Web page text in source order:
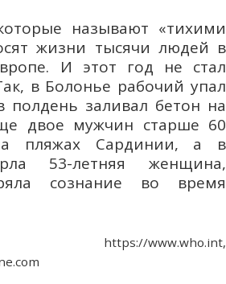
называют «тихими
жизни тысячи людей в
И этот год не стал
в Болонье рабочий упал
полдень заливал бетон на
двое мужчин старше 60
пляжах Сардинии, а в
53-летняя женщина,
сознание во время
https://www.who.int,